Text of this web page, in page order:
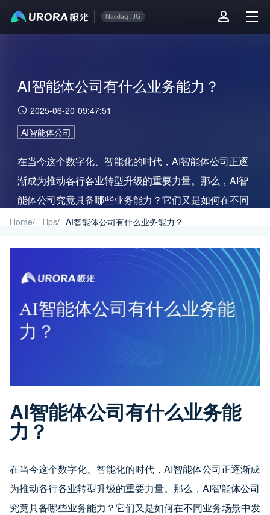
AI智能体公司有什么业务能力？
2025-06-20 09:47:51
AI智能体公司
在当今这个数字化、智能化的时代，AI智能体公司正逐
渐成为推动各行各业转型升级的重要力量。那么，AI智
能体公司究竟具备哪些业务能力？它们又是如何在不同
业务场景中发挥作用的？
Home/ Tips/ AI智能体公司有什么业务能力？
AI智能体公司有什么业务能
力？
在当今这个数字化、智能化的时代，AI智能体公司正逐渐成
为推动各行各业转型升级的重要力量。那么，AI智能体公司
究竟具备哪些业务能力？它们又是如何在不同业务场景中发